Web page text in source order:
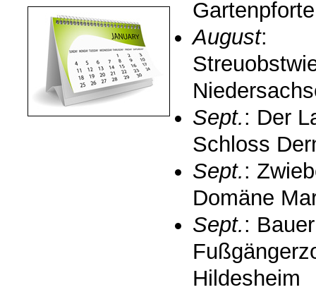
August:
Sept.: Der
Schloss
Sept.:
Domäne
Sept.:
Hildesheim